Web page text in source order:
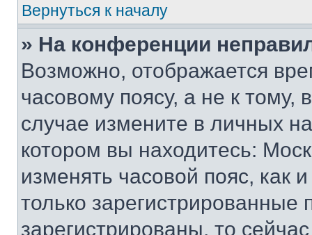
Вернуться к началу
» На конференции
Возможно, отображается
часовому поясу, а не к тому,
случае измените в личных
котором вы находитесь:
изменять часовой пояс, как
только
зарегистрированы, то